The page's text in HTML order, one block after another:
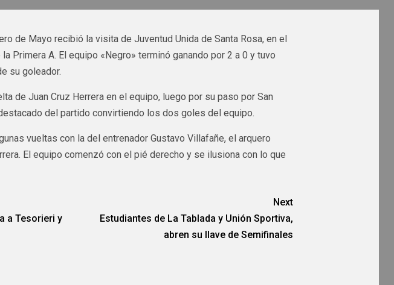
de Mayo recibió la visita de Juventud Unida de Santa Rosa, en el
Primera A. El equipo «Negro» terminó ganando por 2 a 0 y tuvo
su goleador.
de Juan Cruz Herrera en el equipo, luego por su paso por San
del partido convirtiendo los dos goles del equipo.
vueltas con la del entrenador Gustavo Villafañe, el arquero
El equipo comenzó con el pié derecho y se ilusiona con lo que
a Tesorieri y
Next
Estudiantes de La Tablada y Unión Sportiva,
abren su llave de Semifinales